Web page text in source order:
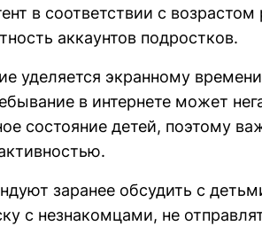
в соответствии с возрастом
аккаунтов подростков.
уделяется экранному
в интернете может
состояние детей, поэтому
заранее обсудить с
с незнакомцами, не